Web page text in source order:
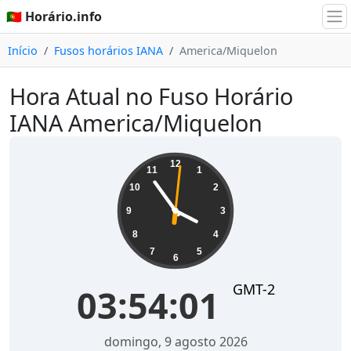
🇵🇹 Horário.info
Início Fusos horários IANA America/Miquelon
Hora Atual no Fuso Horário
IANA America/Miquelon
12
1
2
3
4
5
6
7
8
9
10
11
03:54:01 GMT-2
domingo, 9 agosto 2026